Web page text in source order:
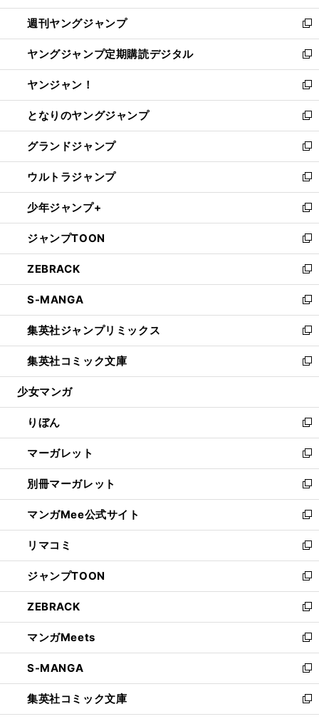
開
く
ウ
で
開
く
ン
ド
ウ
で
開
く
ウ
ィ
ン
ド
ウ
で
開
く
週刊ヤングジャンプ
新
し
い
ウ
ィ
ン
ド
ウ
で
開
く
ヤングジャンプ定期購読デジタル
新
し
い
ウ
ィ
ン
ド
ウ
で
開
く
ヤンジャン！
新
し
い
ウ
ィ
ン
ド
ウ
で
開
く
となりのヤングジャンプ
新
し
い
ウ
ィ
ン
ド
ウ
で
開
く
グランドジャンプ
新
し
い
ウ
ィ
ン
ド
ウ
で
開
く
ウルトラジャンプ
新
し
い
ウ
ィ
ン
ド
ウ
で
開
く
少年ジャンプ+
新
し
い
ウ
ィ
ン
ド
ウ
で
開
く
ジャンプTOON
新
し
い
ウ
ィ
ン
ド
ウ
で
開
ZEBRACK
新
し
い
ウ
ィ
ン
ド
ウ
開
く
S-MANGA
新
し
い
ウ
ィ
ン
ウ
で
開
く
集英社ジャンプリミックス
新
し
い
ウ
ン
ド
ウ
で
開
く
集英社コミック文庫
新
し
ウ
ィ
ン
ド
ウ
で
開
く
少女マンガ
りぼん
新
し
い
ウ
ィ
ン
ド
ウ
で
開
く
マーガレット
新
し
い
ウ
ィ
ン
ド
ウ
で
開
く
別冊マーガレット
新
し
い
ウ
ィ
ン
ド
ウ
で
開
く
マンガMee公式サイト
新
し
い
ウ
ィ
ン
ド
ウ
で
開
く
リマコミ
新
し
い
ウ
ィ
ン
ド
ウ
で
開
く
ジャンプTOON
新
し
い
ウ
ィ
ン
ド
ウ
で
開
ZEBRACK
新
し
い
ウ
ィ
ン
ド
ウ
マンガMeets
新
し
い
ウ
ィ
ン
S-MANGA
新
し
い
ウ
集英社コミック文庫
新